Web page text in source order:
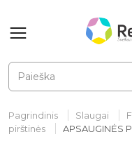
Pagrindinis Slaugai
pirštinės
APSAUGINĖS